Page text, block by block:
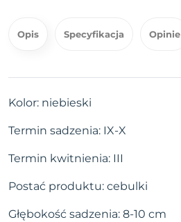
Opis Specyfikacja Opinie
Kolor: niebieski
Termin sadzenia: IX-X
Termin kwitnienia: III
Postać produktu: cebulki
Głębokość sadzenia: 8-10 cm